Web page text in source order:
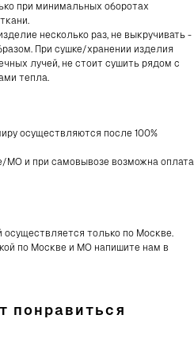
при минимальных оборотах
несколько раз, не выкручивать -
При сушке/хранении изделия
лучей, не стоит сушить рядом с
тепла.
осуществляются после 100%
МО и при самовывозе возможна оплата
осуществляется только по Москве.
по Москве и МО напишите нам в
понравиться
и соц. сети
в WhatsApp
в Telegram
канал
согласие
ПОЛУЧИТЕ